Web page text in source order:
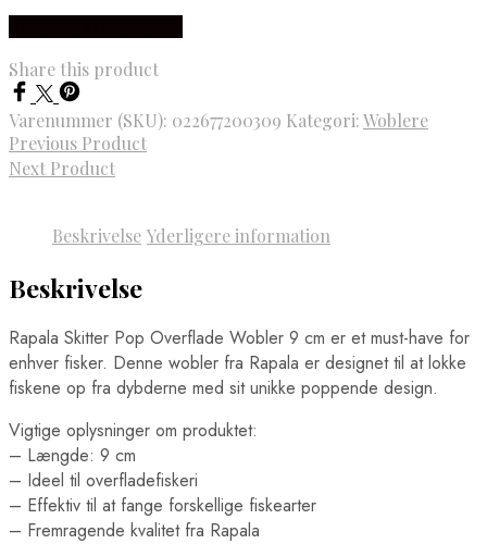
Share this product
Varenummer (SKU): 022677200309 Kategori:Woblere
Previous Product
Next Product
Beskrivelse Yderligere information
Beskrivelse
Rapala Skitter Pop Overflade Wobler 9 cm er et must-have for
enhver fisker. Denne wobler fra Rapala er designet til at lokke
fiskene op fra dybderne med sit unikke poppende design.
Vigtige oplysninger om produktet:
– Længde: 9 cm
– Ideel til overfladefiskeri
– Effektiv til at fange forskellige fiskearter
– Fremragende kvalitet fra Rapala